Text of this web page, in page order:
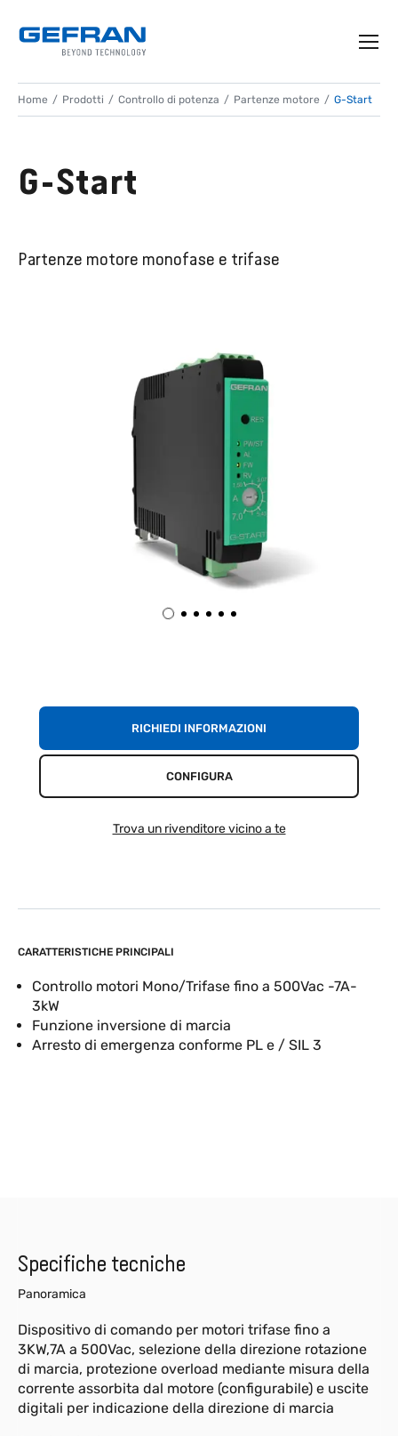
Home Prodotti Controllo di potenza Partenze motore G-Start
G-Start
Partenze motore monofase e trifase
CARATTERISTICHE PRINCIPALI
Controllo motori Mono/Trifase fino a 500Vac -7A-
3kW
Funzione inversione di marcia
Arresto di emergenza conforme PL e / SIL 3
RICHIEDI INFORMAZIONI
CONFIGURA
Trova un rivenditore vicino a te
Specifiche tecniche
Panoramica
Dispositivo di comando per motori trifase fino a
3KW,7A a 500Vac, selezione della direzione rotazione
di marcia, protezione overload mediante misura della
corrente assorbita dal motore (configurabile) e uscite
digitali per indicazione della direzione di marcia